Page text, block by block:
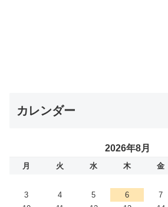
カレンダー
2026年8月
月 火 水 木 金
3
4 5 6 7